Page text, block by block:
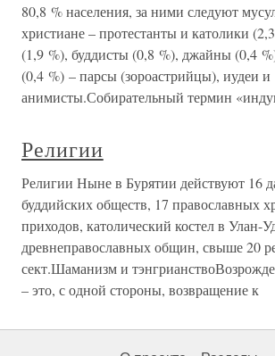
80,8 % населения, за ними следуют
христиане – протестанты и католики
(1,9 %), буддисты (0,8 %), джайны (0,4
(0,4 %) – парсы (зороастрийцы), иудеи и
анимисты.Собирательный термин
Религии
Религии Ныне в Бурятии действуют 16
буддийских обществ, 17 православных
приходов, католический костел в Улан-
древнеправославных общин, свыше 20
сект.Шаманизм и
– это, с одной стороны, возвращение к